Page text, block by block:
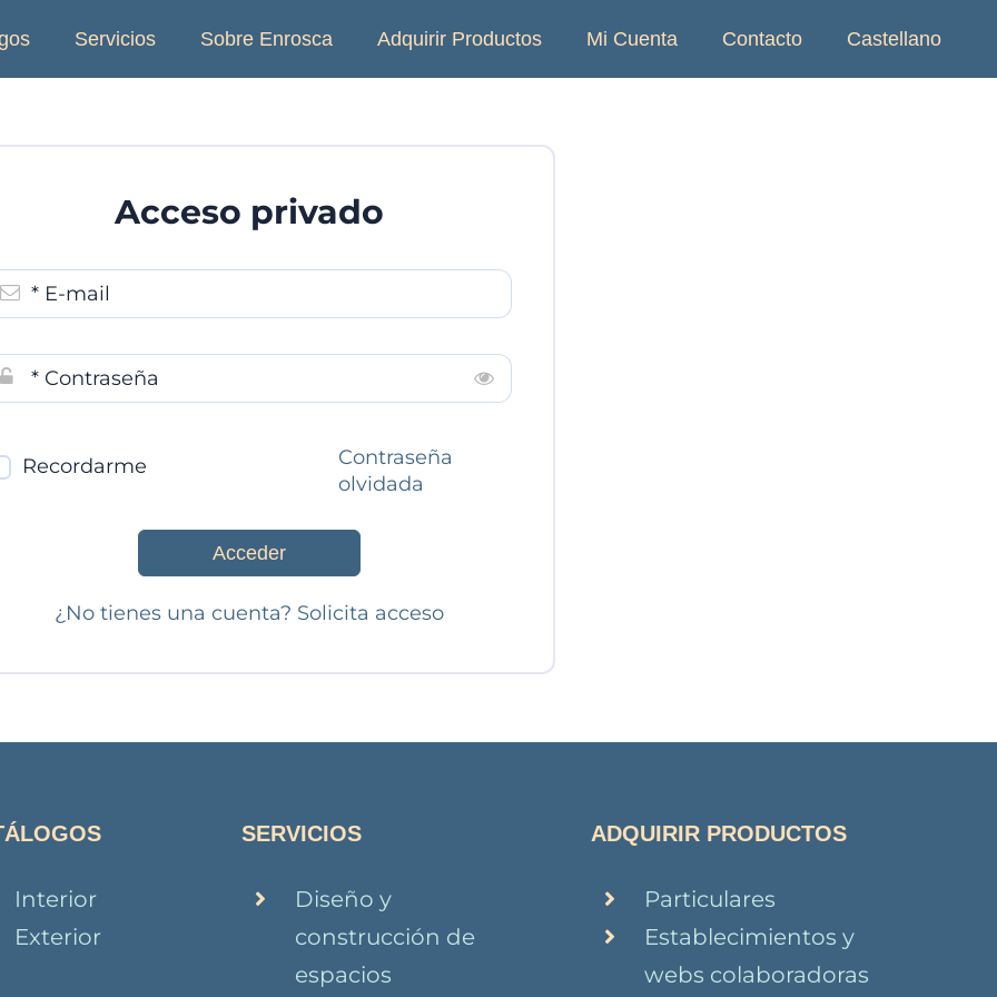
Servicios Sobre Enrosca Adquirir Productos Mi Cuenta Contacto Castellano
Acceso privado
* E-mail
* Contraseña
Recordarme
Acceder
Contraseña
olvidada
¿No tienes una cuenta? Solicita acceso
Interior
Exterior
SERVICIOS
Diseño y
construcción de
espacios
ADQUIRIR PRODUCTOS
Particulares
Establecimientos y
webs colaboradoras